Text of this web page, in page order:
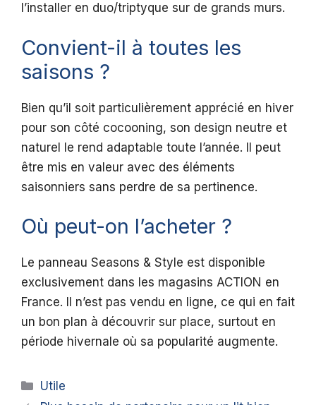
l’installer en duo/triptyque sur de grands murs.
Convient-il à toutes les
saisons ?
Bien qu’il soit particulièrement apprécié en hiver
pour son côté cocooning, son design neutre et
naturel le rend adaptable toute l’année. Il peut
être mis en valeur avec des éléments
saisonniers sans perdre de sa pertinence.
Où peut-on l’acheter ?
Le panneau Seasons & Style est disponible
exclusivement dans les magasins ACTION en
France. Il n’est pas vendu en ligne, ce qui en fait
un bon plan à découvrir sur place, surtout en
période hivernale où sa popularité augmente.
Catégories
Utile